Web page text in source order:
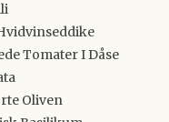
Tomater I Dåse
Oliven